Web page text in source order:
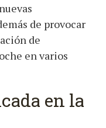
de provocar
de
en varios
en la